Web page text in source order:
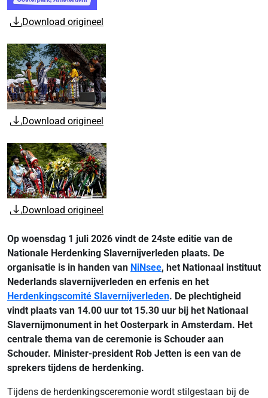
Download origineel
Download origineel
Download origineel
Op woensdag 1 juli 2026 vindt de 24ste editie van de
Nationale Herdenking Slavernijverleden plaats. De
organisatie is in handen van NiNsee, het Nationaal instituut
Nederlands slavernijverleden en erfenis en het
Herdenkingscomité Slavernijverleden. De plechtigheid
vindt plaats van 14.00 uur tot 15.30 uur bij het Nationaal
Slavernijmonument in het Oosterpark in Amsterdam. Het
centrale thema van de ceremonie is Schouder aan
Schouder. Minister-president Rob Jetten is een van de
sprekers tijdens de herdenking.
Tijdens de herdenkingsceremonie wordt stilgestaan bij de